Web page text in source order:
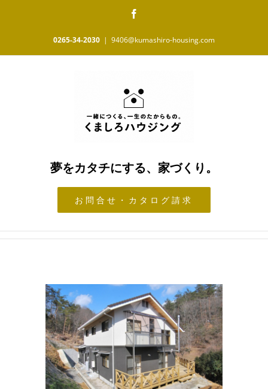
0265-34-2030 | 9406@kumashiro-housing.com
夢をカタチにする、家づくり。
お問合せ・カタログ請求
View
Larger
Image